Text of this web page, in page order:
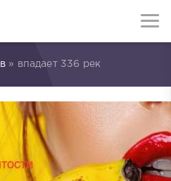
» впадает 336 рек